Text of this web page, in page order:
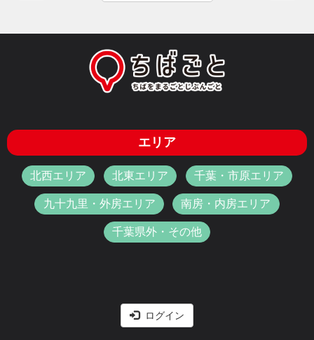
エリア
北西エリア 北東エリア 千葉・市原エリア
九十九里・外房エリア 南房・内房エリア
千葉県外・その他
ログイン